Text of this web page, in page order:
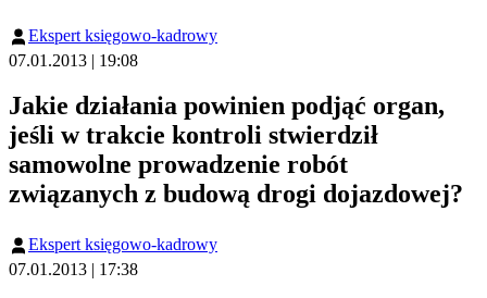
Ekspert księgowo-kadrowy
07.01.2013 | 19:08
Jakie działania powinien podjąć organ,
jeśli w trakcie kontroli stwierdził
samowolne prowadzenie robót
związanych z budową drogi dojazdowej?
Ekspert księgowo-kadrowy
07.01.2013 | 17:38